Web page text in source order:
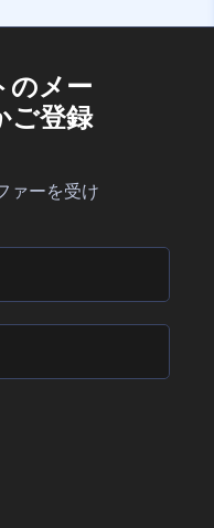
のメー
ご登録
ァーを受け